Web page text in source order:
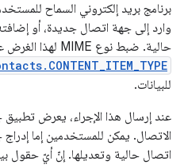
برنامج بريد إلكتروني السماح
وارد إلى جهة اتصال جديدة، أو
حالية. ضبط نوع MIME لهذا الغرض على
للبيانات.
عند إرسال هذا الإجراء، يعرض
الاتصال. يمكن للمستخدمين إما
اتصال حالية وتعديلها. إنّ أيّ حقول